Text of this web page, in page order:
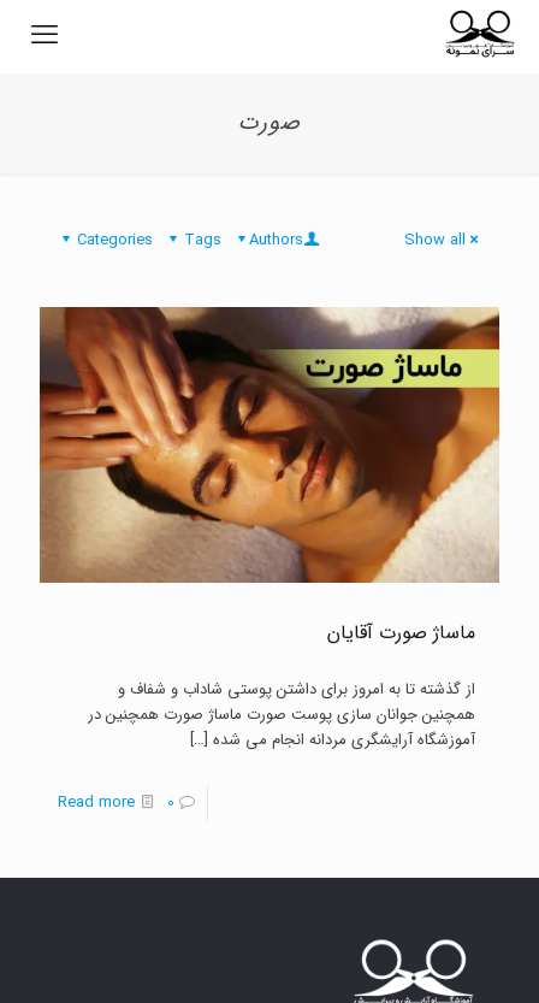
صورت
Categories Tags Authors Show all
ماساژ صورت آقایان
از گذشته تا به امروز برای داشتن پوستی شاداب و شفاف و
همچنین جوانان سازی پوست صورت ماساژ صورت همچنین در
آموزشگاه آرایشگری مردانه انجام می شده […]
0
Read more
-
صورت